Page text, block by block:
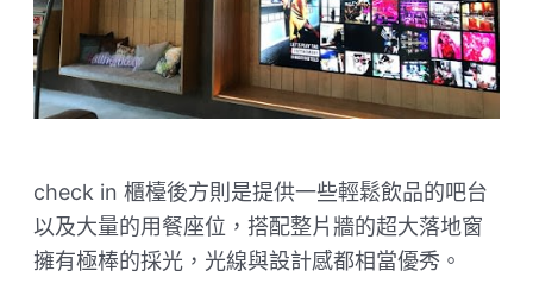
check in 櫃檯後方則是提供一些輕鬆飲品的吧台
以及大量的用餐座位，搭配整片牆的超大落地窗
擁有極棒的採光，光線與設計感都相當優秀。